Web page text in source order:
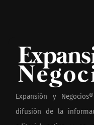
Expansión y
difusión de la